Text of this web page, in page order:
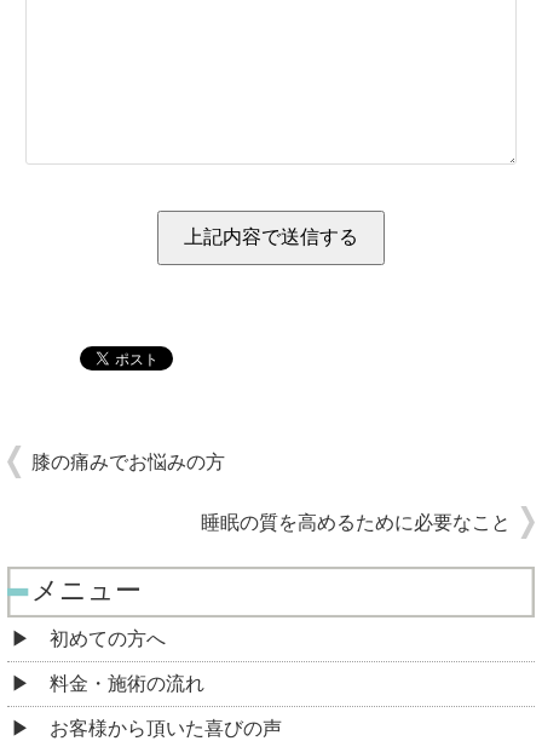
膝の痛みでお悩みの方
睡眠の質を高めるために必要なこと
メニュー
初めての方へ
料金・施術の流れ
お客様から頂いた喜びの声